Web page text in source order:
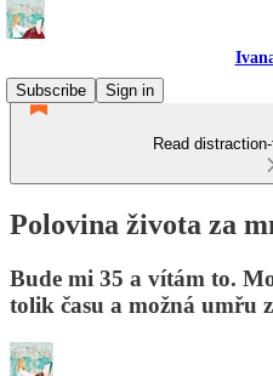
Subscribe
Sign in
Read
Polovina života za
Bude mi 35 a vítám to.
tolik času a možná umřu